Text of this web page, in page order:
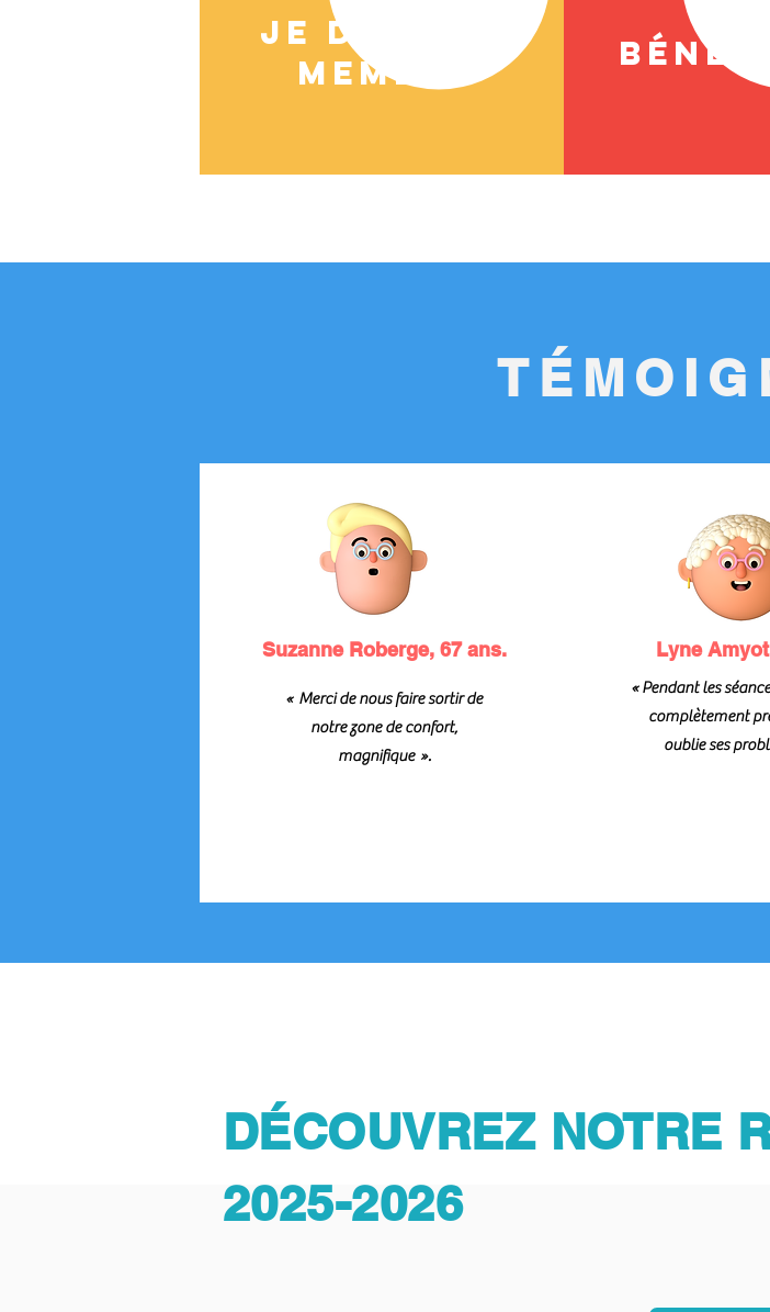
JE DEVIENS
MEMBRE
Suzanne Roberge, 67 ans.
« Merci de nous faire sortir de
notre zone de confort,
magnifique ».
Lyne
« Pendant les
complètement
oublie ses
DÉCOUVREZ NOTRE
2025-2026